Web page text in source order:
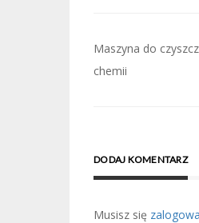
wpisu
Maszyna do
chemii
DODAJ KOMENTARZ
Musisz się